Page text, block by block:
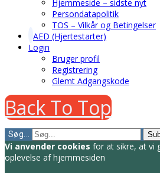
Hjemmeside – sidste nyt
Persondatapolitik
TOS – Vilkår og Betingelser
AED (Hjertestarter)
Login
Bruger profil
Registrering
Glemt Adgangskode
Back To Top
Søg...
Vi anvender cookies for at sikre, at vi
oplevelse af hjemmesiden